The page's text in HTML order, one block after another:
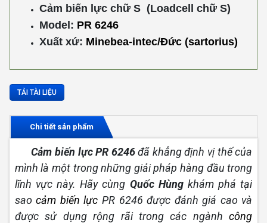
Cảm biến lực chữ S (Loadcell chữ S)
Model: PR 6246
Xuất xứ: Minebea-intec/Đức (sartorius)
TẢI TÀI LIỆU
Chi tiết sản phẩm
Cảm biến lực PR 6246đã khẳng định vị thế của
mình là một trong những giải pháp hàng đầu trong
lĩnh vực này. Hãy cùng Quốc Hùngkhám phá tại
saocảm biến lực PR 6246 được đánh giá cao và
được sử dụng rộng rãi trong các ngànhcông